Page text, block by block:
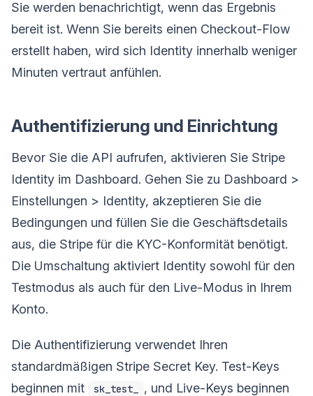
Sie werden benachrichtigt, wenn das Ergebnis
bereit ist. Wenn Sie bereits einen Checkout-Flow
erstellt haben, wird sich Identity innerhalb weniger
Minuten vertraut anfühlen.
Authentifizierung und Einrichtung
Bevor Sie die API aufrufen, aktivieren Sie Stripe
Identity im Dashboard. Gehen Sie zu Dashboard >
Einstellungen > Identity, akzeptieren Sie die
Bedingungen und füllen Sie die Geschäftsdetails
aus, die Stripe für die KYC-Konformität benötigt.
Die Umschaltung aktiviert Identity sowohl für den
Testmodus als auch für den Live-Modus in Ihrem
Konto.
Die Authentifizierung verwendet Ihren
standardmäßigen Stripe Secret Key. Test-Keys
beginnen mit
sk_test_
, und Live-Keys beginnen